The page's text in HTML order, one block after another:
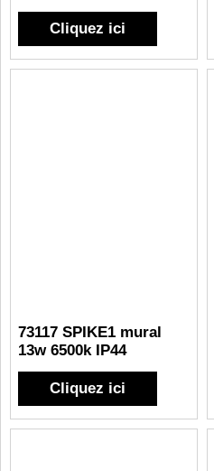
Cliquez ici
73117 SPIKE1 mural
13w 6500k IP44
Cliquez ici